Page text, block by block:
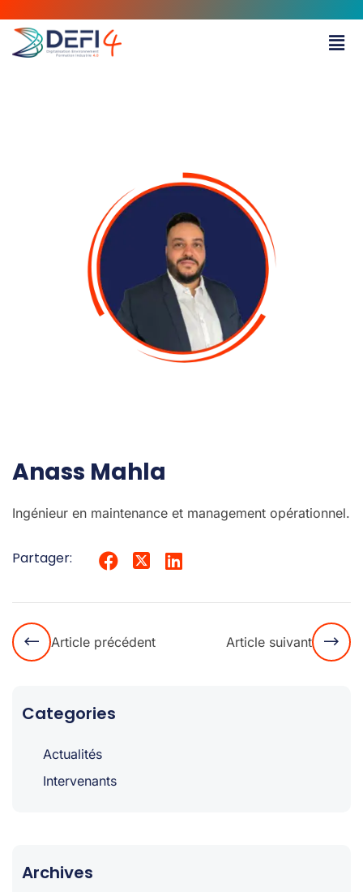
Anass Mahla
Ingénieur en maintenance et management opérationnel.
Partager:
Article précédent Article suivant
Categories
Actualités
Intervenants
Archives